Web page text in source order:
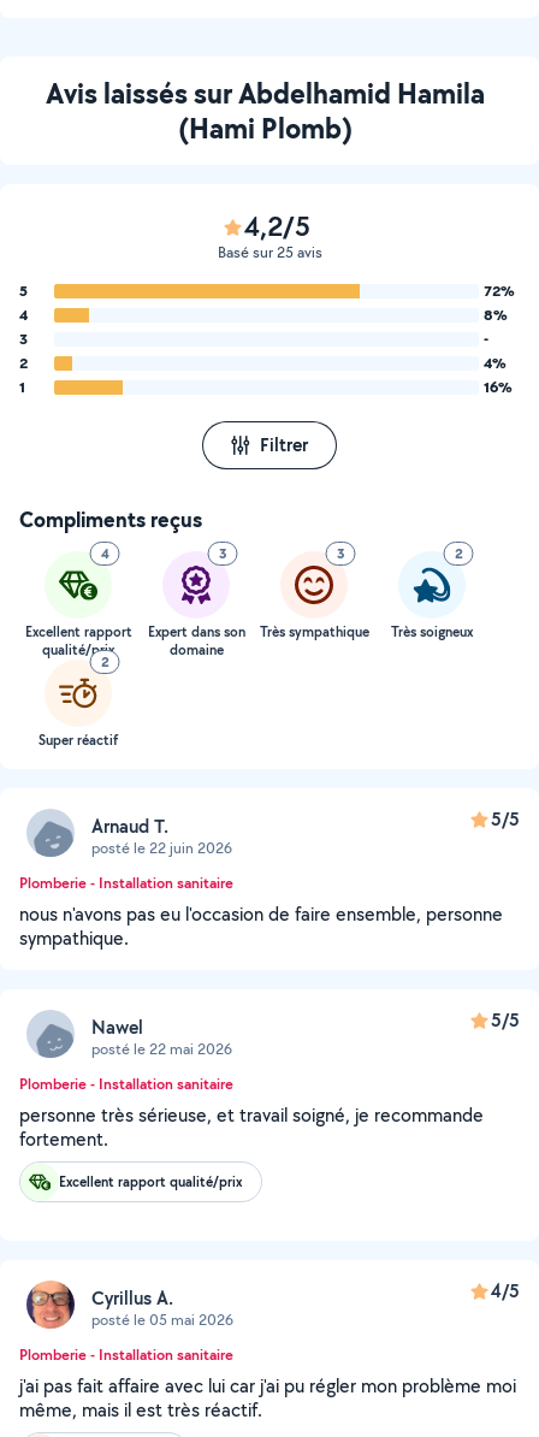
Avis laissés sur Abdelhamid Hamila
(Hami Plomb)
4,2/5
Basé sur 25 avis
5
72%
4
8%
3
-
2
4%
1
16%
Filtrer
Compliments reçus
4
Excellent rapport
qualité/prix
3
Expert dans son
domaine
3
Très sympathique
2
Très soigneux
2
Super réactif
Arnaud T.
posté le 22 juin 2026
5/5
Plomberie - Installation sanitaire
nous n'avons pas eu l'occasion de faire ensemble, personne
sympathique.
Nawel
posté le 22 mai 2026
5/5
Plomberie - Installation sanitaire
personne très sérieuse, et travail soigné, je recommande
fortement.
Excellent rapport qualité/prix
Cyrillus A.
posté le 05 mai 2026
4/5
Plomberie - Installation sanitaire
j'ai pas fait affaire avec lui car j'ai pu régler mon problème moi
même, mais il est très réactif.